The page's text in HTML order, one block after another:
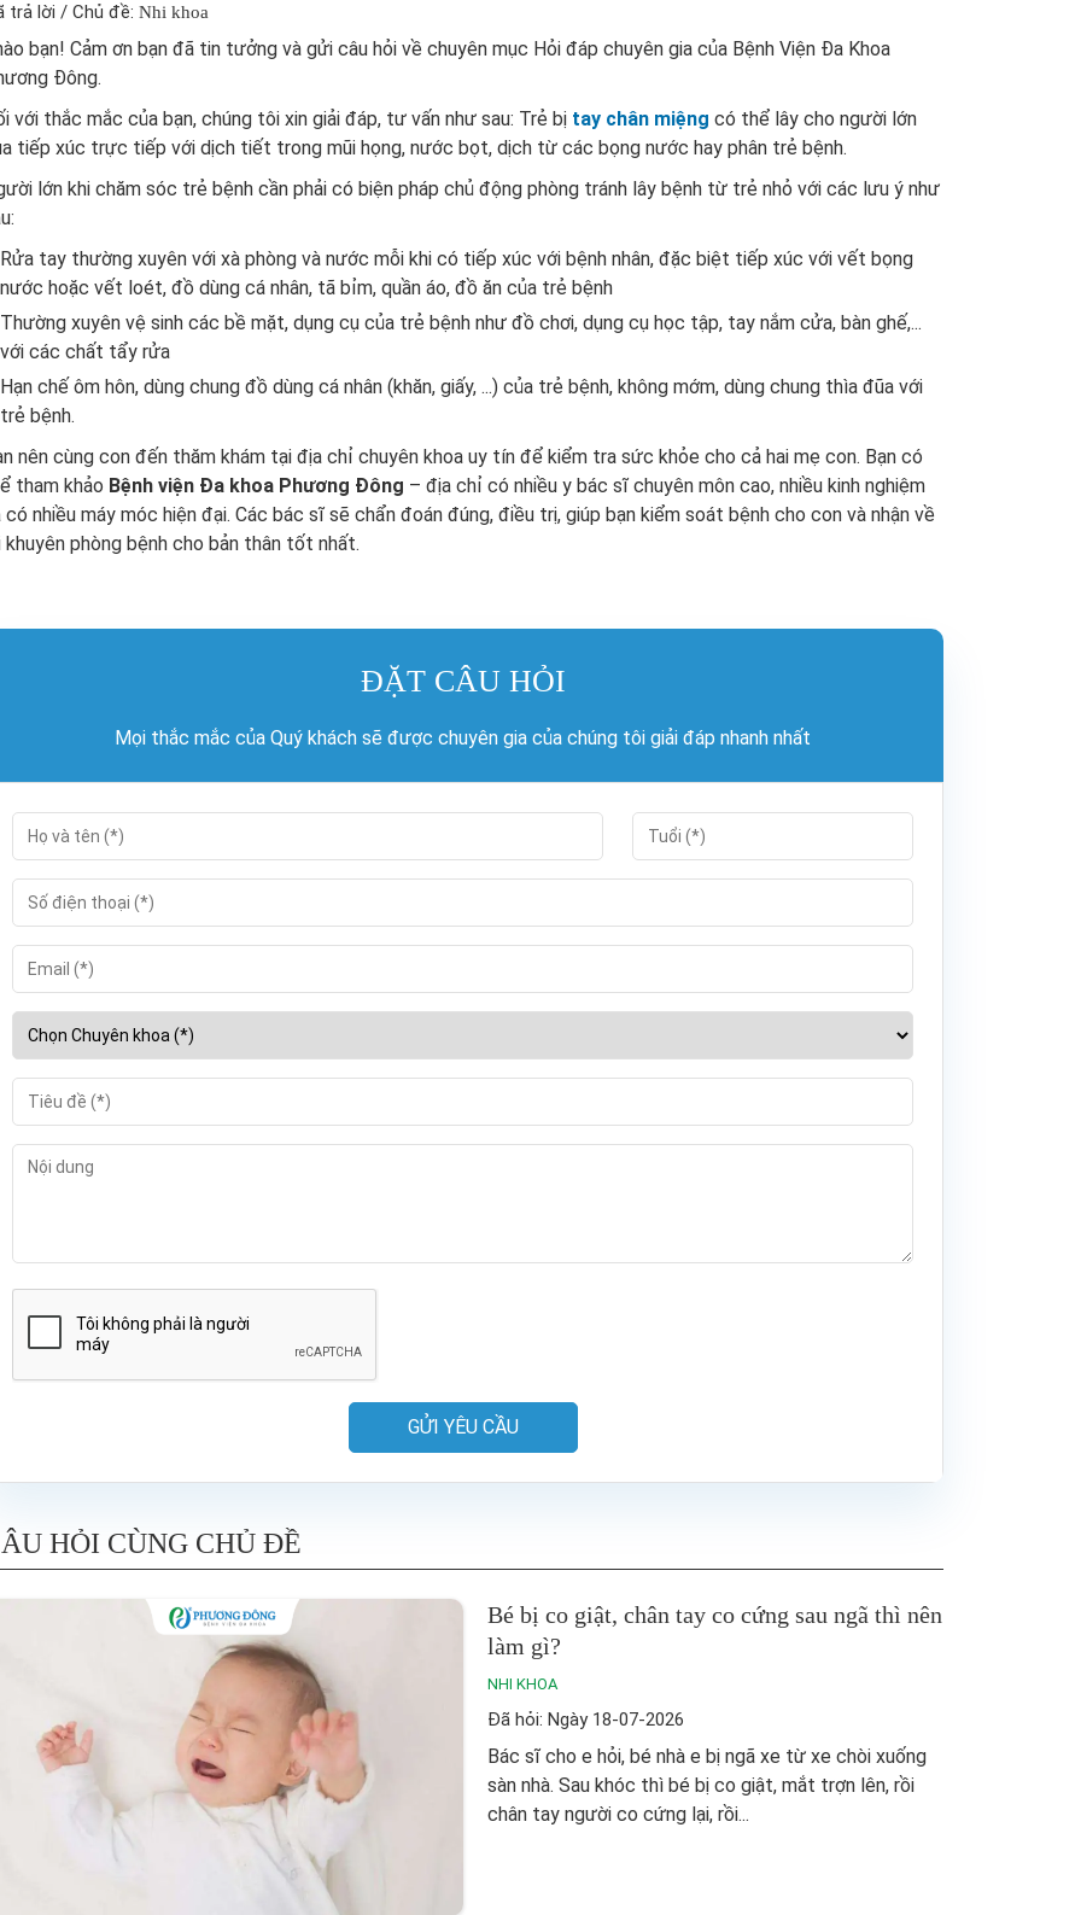
trả lời / Chủ đề:Nhi khoa
bạn! Cảm ơn bạn đã tin tưởng và gửi câu hỏi về chuyên mục Hỏi đáp chuyên gia của Bệnh Viện Đa Khoa
Đông.
với thắc mắc của bạn, chúng tôi xin giải đáp, tư vấn như sau: Trẻ bị tay chân miệng có thể lây cho người lớn
tiếp xúc trực tiếp với dịch tiết trong mũi họng, nước bọt, dịch từ các bọng nước hay phân trẻ bệnh.
lớn khi chăm sóc trẻ bệnh cần phải có biện pháp chủ động phòng tránh lây bệnh từ trẻ nhỏ với các lưu ý như
Rửa tay thường xuyên với xà phòng và nước mỗi khi có tiếp xúc với bệnh nhân, đặc biệt tiếp xúc với vết bọng
nước hoặc vết loét, đồ dùng cá nhân, tã bỉm, quần áo, đồ ăn của trẻ bệnh
Thường xuyên vệ sinh các bề mặt, dụng cụ của trẻ bệnh như đồ chơi, dụng cụ học tập, tay nắm cửa, bàn ghế,...
với các chất tẩy rửa
Hạn chế ôm hôn, dùng chung đồ dùng cá nhân (khăn, giấy, ...) của trẻ bệnh, không mớm, dùng chung thìa đũa với
trẻ bệnh.
nên cùng con đến thăm khám tại địa chỉ chuyên khoa uy tín để kiểm tra sức khỏe cho cả hai mẹ con. Bạn có
tham khảo Bệnh viện Đa khoa Phương Đông – địa chỉ có nhiều y bác sĩ chuyên môn cao, nhiều kinh nghiệm
có nhiều máy móc hiện đại. Các bác sĩ sẽ chẩn đoán đúng, điều trị, giúp bạn kiểm soát bệnh cho con và nhận về
khuyên phòng bệnh cho bản thân tốt nhất.
ĐẶT CÂU HỎI
Mọi thắc mắc của Quý khách sẽ được chuyên gia của chúng tôi giải đáp nhanh nhất
GỬI YÊU CẦU
HỎI CÙNG CHỦ ĐỀ
Bé bị co giật, chân tay co cứng sau ngã thì nên
làm gì?
NHI KHOA
Đã hỏi: Ngày 18-07-2026
Bác sĩ cho e hỏi, bé nhà e bị ngã xe từ xe chòi xuống
sàn nhà. Sau khóc thì bé bị co giật, mắt trợn lên, rồi
chân tay người co cứng lại, rồi...